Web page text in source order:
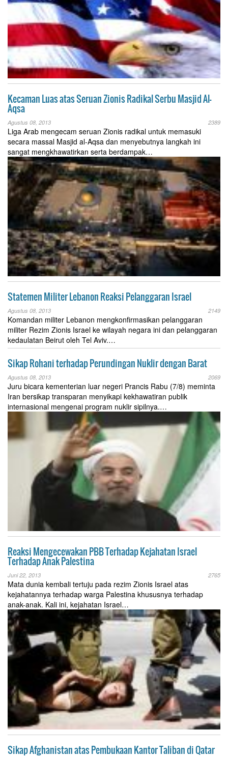
Kecaman Luas atas Seruan Zionis Radikal Serbu Masjid Al-
Aqsa
Agustus 08, 2013 2389
Liga Arab mengecam seruan Zionis radikal untuk memasuki
secara massal Masjid al-Aqsa dan menyebutnya langkah ini
sangat mengkhawatirkan serta berdampak…
Statemen Militer Lebanon Reaksi Pelanggaran Israel
Agustus 08, 2013 2149
Komandan militer Lebanon mengkonfirmasikan pelanggaran
militer Rezim Zionis Israel ke wilayah negara ini dan pelanggaran
kedaulatan Beirut oleh Tel Aviv.…
Sikap Rohani terhadap Perundingan Nuklir dengan Barat
Agustus 08, 2013 2069
Juru bicara kementerian luar negeri Prancis Rabu (7/8) meminta
Iran bersikap transparan menyikapi kekhawatiran publik
internasional mengenai program nuklir sipilnya.…
Reaksi Mengecewakan PBB Terhadap Kejahatan Israel
Terhadap Anak Palestina
Juni 22, 2013 2765
Mata dunia kembali tertuju pada rezim Zionis Israel atas
kejahatannya terhadap warga Palestina khususnya terhadap
anak-anak. Kali ini, kejahatan Israel…
Sikap Afghanistan atas Pembukaan Kantor Taliban di Qatar